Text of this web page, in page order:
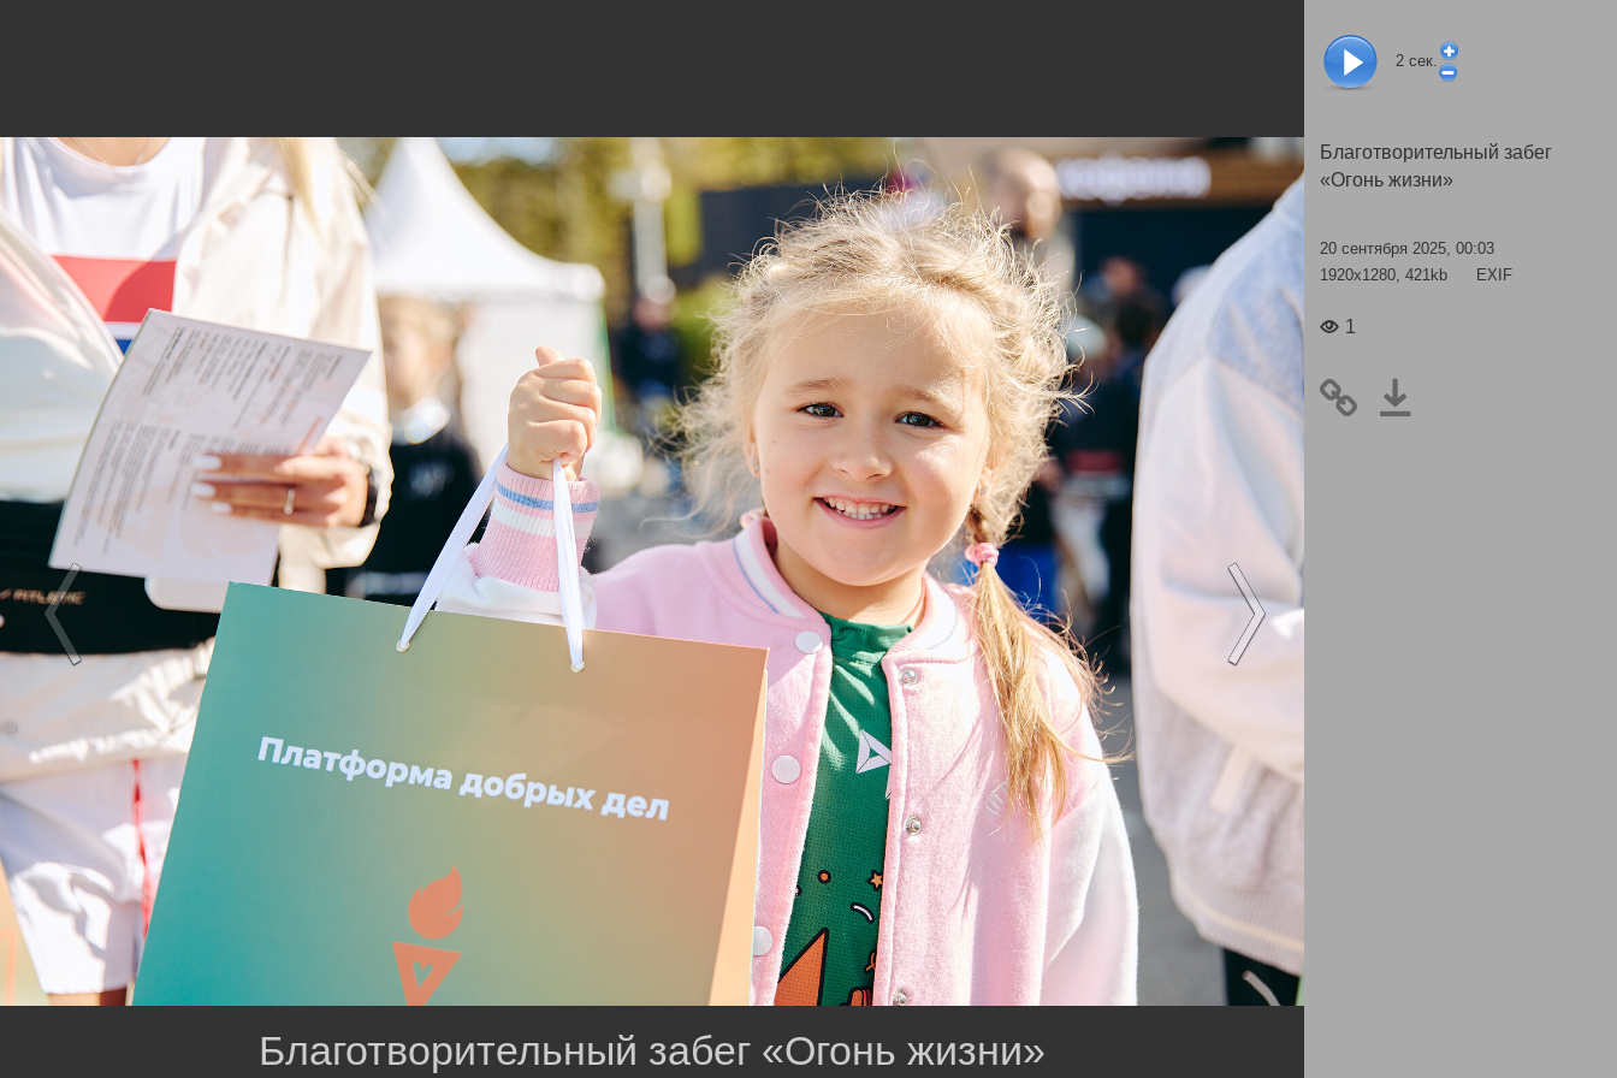
2 сек.
Благотворительный забег
«Огонь жизни»
20 сентября 2025, 00:03
1920x1280, 421kb
EXIF
1
Благотворительный забег «Огонь жизни»